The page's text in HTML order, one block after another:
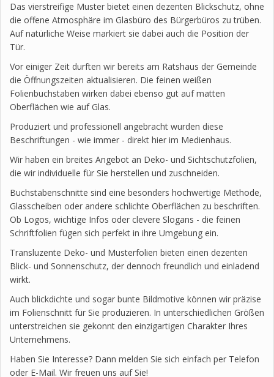
Das vierstreifige Muster bietet einen dezenten Blickschutz, ohne
die offene Atmosphäre im Glasbüro des Bürgerbüros zu trüben.
Auf natürliche Weise markiert sie dabei auch die Position der
Tür.
Vor einiger Zeit durften wir bereits am Ratshaus der Gemeinde
die Öffnungszeiten aktualisieren. Die feinen weißen
Folienbuchstaben wirken dabei ebenso gut auf matten
Oberflächen wie auf Glas.
Produziert und professionell angebracht wurden diese
Beschriftungen - wie immer - direkt hier im Medienhaus.
Wir haben ein breites Angebot an Deko- und Sichtschutzfolien,
die wir individuelle für Sie herstellen und zuschneiden.
Buchstabenschnitte sind eine besonders hochwertige Methode,
Glasscheiben oder andere schlichte Oberflächen zu beschriften.
Ob Logos, wichtige Infos oder clevere Slogans - die feinen
Schriftfolien fügen sich perfekt in ihre Umgebung ein.
Transluzente Deko- und Musterfolien bieten einen dezenten
Blick- und Sonnenschutz, der dennoch freundlich und einladend
wirkt.
Auch blickdichte und sogar bunte Bildmotive können wir präzise
im Folienschnitt für Sie produzieren. In unterschiedlichen Größen
unterstreichen sie gekonnt den einzigartigen Charakter Ihres
Unternehmens.
Haben Sie Interesse? Dann melden Sie sich einfach per Telefon
oder E-Mail. Wir freuen uns auf Sie!